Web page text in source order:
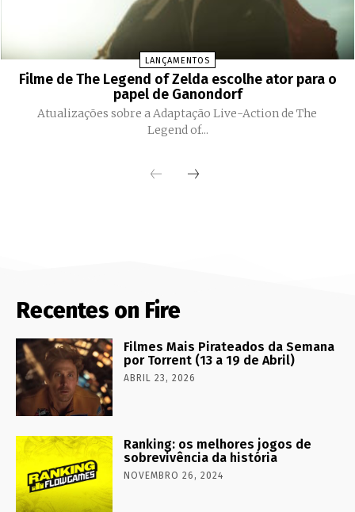
LANÇAMENTOS
Filme de The Legend of Zelda escolhe ator para o
papel de Ganondorf
Atualizações sobre a Adaptação Live-Action de The
Legend of...
Recentes on Fire
Filmes Mais Pirateados da Semana
por Torrent (13 a 19 de Abril)
ABRIL 23, 2026
Ranking: os melhores jogos de
sobrevivência da história
NOVEMBRO 26, 2024